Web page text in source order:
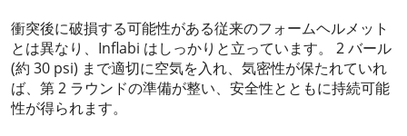
衝突後に破損する可能性がある従来のフォームヘルメット
とは異なり、Inflabi はしっかりと立っています。 2 バール
(約 30 psi) まで適切に空気を入れ、気密性が保たれていれ
ば、第 2 ラウンドの準備が整い、安全性とともに持続可能
性が得られます。